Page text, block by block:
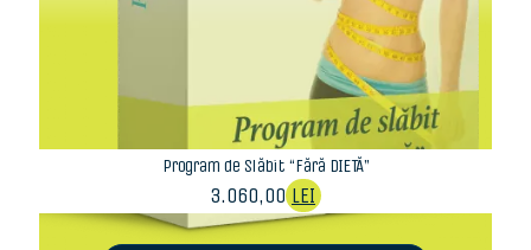
Program de Slăbit “Fără DIETĂ”
3.060,00 LEI